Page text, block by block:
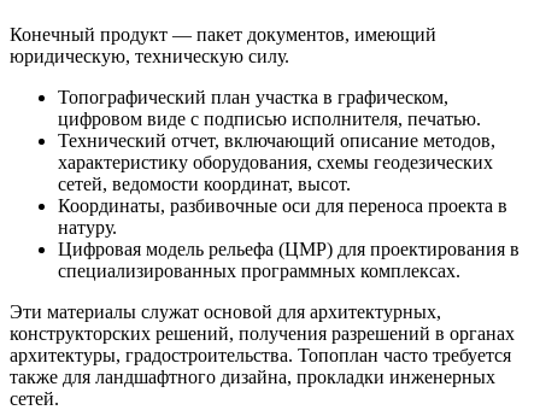
Конечный продукт — пакет документов, имеющий
юридическую, техническую силу.
Топографический план участка в графическом,
цифровом виде с подписью исполнителя, печатью.
Технический отчет, включающий описание методов,
характеристику оборудования, схемы геодезических
сетей, ведомости координат, высот.
Координаты, разбивочные оси для переноса проекта в
натуру.
Цифровая модель рельефа (ЦМР) для проектирования в
специализированных программных комплексах.
Эти материалы служат основой для архитектурных,
конструкторских решений, получения разрешений в органах
архитектуры, градостроительства. Топоплан часто требуется
также для ландшафтного дизайна, прокладки инженерных
сетей.